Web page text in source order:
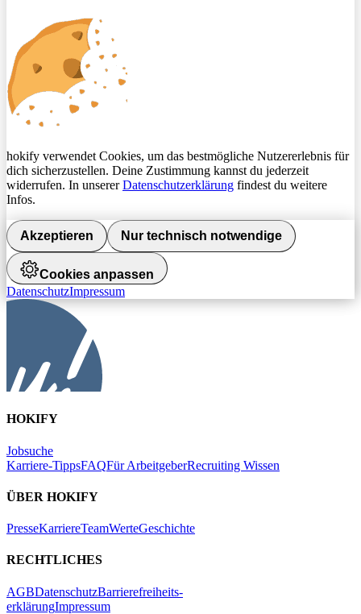
hokify verwendet Cookies, um das bestmögliche Nutzererlebnis für
dich sicherzustellen. Deine Zustimmung kannst du jederzeit
widerrufen. In unsererDatenschutzerklärung findest du weitere
Infos.
Akzeptieren Nur technisch notwendige
Cookies anpassen
DatenschutzImpressum
HOKIFY
Jobsuche
Karriere-TippsFAQFür ArbeitgeberRecruiting Wissen
ÜBER HOKIFY
PresseKarriereTeamWerteGeschichte
RECHTLICHES
AGBDatenschutzBarrierefreiheits-
erklärungImpressum